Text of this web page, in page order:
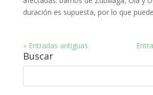
duración es supuesta, por lo que
« Entradas antiguas
Buscar